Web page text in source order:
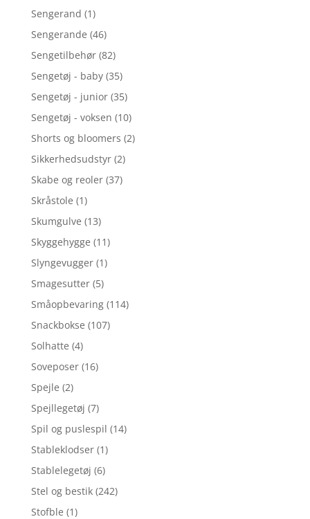
Sengerand (1)
Sengerande (46)
Sengetilbehør (82)
Sengetøj - baby (35)
Sengetøj - junior (35)
Sengetøj - voksen (10)
Shorts og bloomers (2)
Sikkerhedsudstyr (2)
Skabe og reoler (37)
Skråstole (1)
Skumgulve (13)
Skyggehygge (11)
Slyngevugger (1)
Smagesutter (5)
Småopbevaring (114)
Snackbokse (107)
Solhatte (4)
Soveposer (16)
Spejle (2)
Spejllegetøj (7)
Spil og puslespil (14)
Stableklodser (1)
Stablelegetøj (6)
Stel og bestik (242)
Stofble (1)